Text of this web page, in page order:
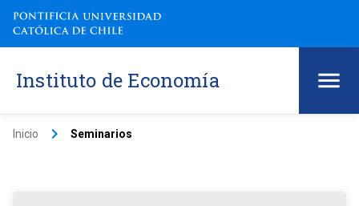
Instituto de Economía
Inicio keyboard_arrow_right Seminarios